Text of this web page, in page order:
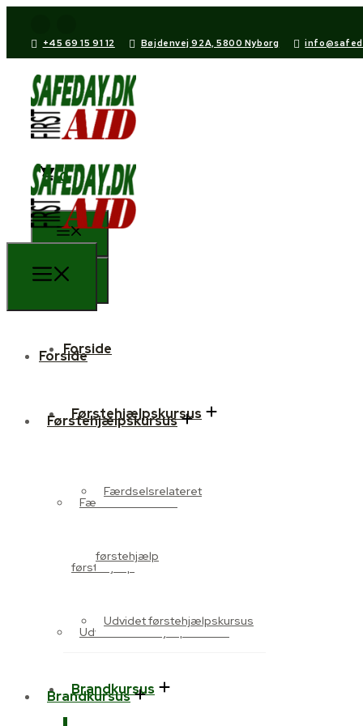
+45 69 15 91 12 Bøjdenvej 92A, 5800 Nyborg
0
Forside
Førstehjælpskursus
Færdselsrelateret
førstehjælp
Udvidet førstehjælpskursus
Brandkursus
Forside
Førstehjælpskursus
Færdselsrelateret
førstehjælp
Udvidet førstehjælpskursus
Brandkursus